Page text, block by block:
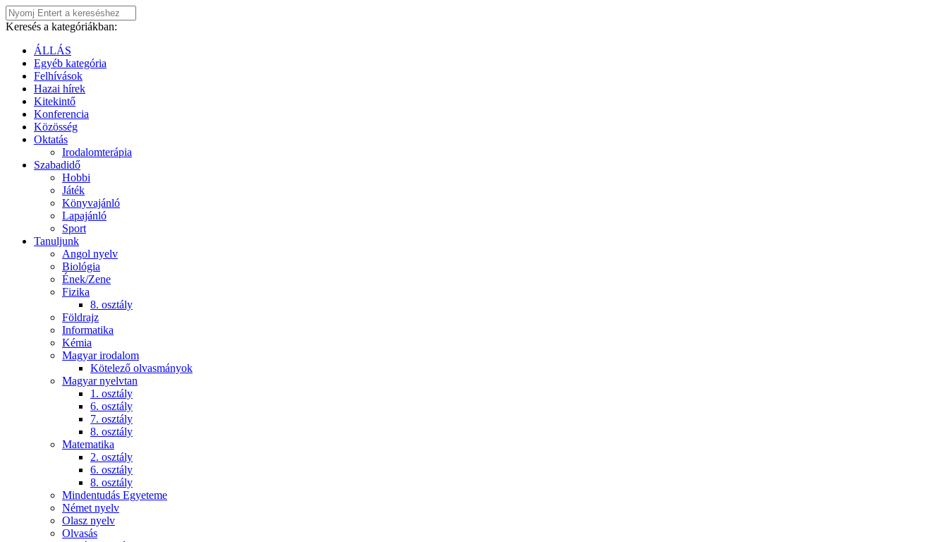
Keresés a kategóriákban:
ÁLLÁS
Egyéb kategória
Felhívások
Hazai hírek
Kitekintő
Konferencia
Közösség
Oktatás
Irodalomterápia
Szabadidő
Hobbi
Játék
Könyvajánló
Lapajánló
Sport
Tanuljunk
Angol nyelv
Biológia
Ének/Zene
Fizika
8. osztály
Földrajz
Informatika
Kémia
Magyar irodalom
Kötelező olvasmányok
Magyar nyelvtan
1. osztály
6. osztály
7. osztály
8. osztály
Matematika
2. osztály
6. osztály
8. osztály
Mindentudás Egyeteme
Német nyelv
Olasz nyelv
Olvasás